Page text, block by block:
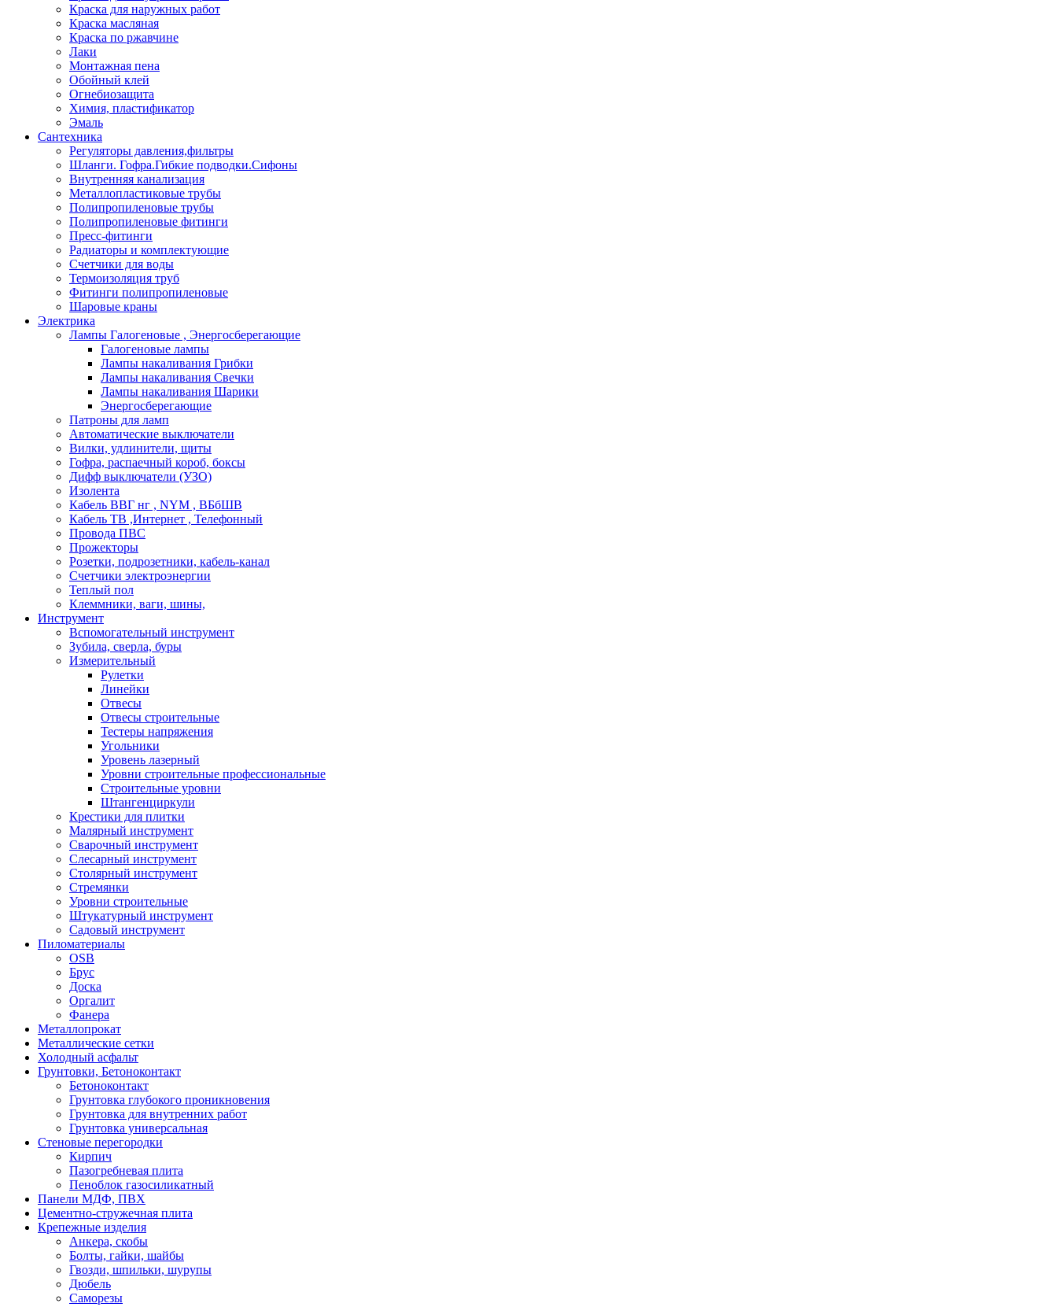
Краска для наружных работ
Краска масляная
Краска по ржавчине
Лаки
Монтажная пена
Обойный клей
Огнебиозащита
Химия, пластификатор
Эмаль
Сантехника
Регуляторы давления,фильтры
Шланги. Гофра.Гибкие подводки.Сифоны
Внутренняя канализация
Металлопластиковые трубы
Полипропиленовые трубы
Полипропиленовые фитинги
Пресс-фитинги
Радиаторы и комплектующие
Счетчики для воды
Термоизоляция труб
Фитинги полипропиленовые
Шаровые краны
Электрика
Лампы Галогеновые , Энергосберегающие
Галогеновые лампы
Лампы накаливания Грибки
Лампы накаливания Свечки
Лампы накаливания Шарики
Энергосберегающие
Патроны для ламп
Автоматические выключатели
Вилки, удлинители, щиты
Гофра, распаечный короб, боксы
Дифф выключатели (УЗО)
Изолента
Кабель ВВГ нг , NYM , ВБбШВ
Кабель ТВ ,Интернет , Телефонный
Провода ПВС
Прожекторы
Розетки, подрозетники, кабель-канал
Счетчики электроэнергии
Теплый пол
Клеммники, ваги, шины,
Инструмент
Вспомогательный инструмент
Зубила, сверла, буры
Измерительный
Рулетки
Линейки
Отвесы
Отвесы строительные
Тестеры напряжения
Угольники
Уровень лазерный
Уровни строительные профессиональные
Строительные уровни
Штангенциркули
Крестики для плитки
Малярный инструмент
Сварочный инструмент
Слесарный инструмент
Столярный инструмент
Стремянки
Уровни строительные
Штукатурный инструмент
Садовый инструмент
Пиломатериалы
OSB
Брус
Доска
Оргалит
Фанера
Металлопрокат
Металлические сетки
Холодный асфальт
Грунтовки, Бетоноконтакт
Бетоноконтакт
Грунтовка глубокого проникновения
Грунтовка для внутренних работ
Грунтовка универсальная
Стеновые перегородки
Кирпич
Пазогребневая плита
Пеноблок газосиликатный
Панели МДФ, ПВХ
Цементно-стружечная плита
Крепежные изделия
Анкера, скобы
Болты, гайки, шайбы
Гвозди, шпильки, шурупы
Дюбель
Саморезы